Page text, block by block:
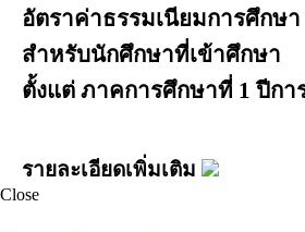
อัตราค่าธรรมเนียมการศึกษา
สำหรับนักศึกษาที่เข้าศึกษา
ตั้งแต่ ภาคการศึกษาที่ 1 ปีกา
รายละเอียดเพิ่มเติม
Close